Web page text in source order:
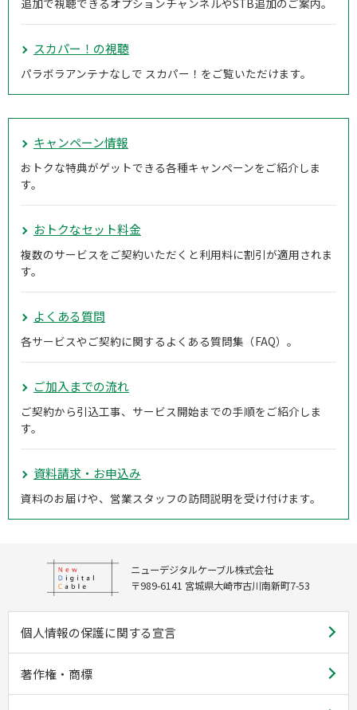
スカパー！の視聴
パラボラアンテナなしで スカパー！をご覧いただけます。
キャンペーン情報
おトクな特典がゲットできる各種キャンペーンをご紹介しま
す。
おトクなセット料金
複数のサービスをご契約いただくと利用料に割引が適用されま
す。
よくある質問
各サービスやご契約に関するよくある質問集（FAQ）。
ご加入までの流れ
ご契約から引込工事、サービス開始までの手順をご紹介しま
す。
資料請求・お申込み
資料のお届けや、営業スタッフの訪問説明を受け付けます。
ニューデジタルケーブル株式会社
〒989-6141 宮城県大崎市古川南新町7-53
個人情報の保護に関する宣言
著作権・商標